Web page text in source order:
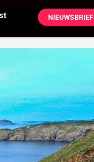
NIEUWSBRIEF